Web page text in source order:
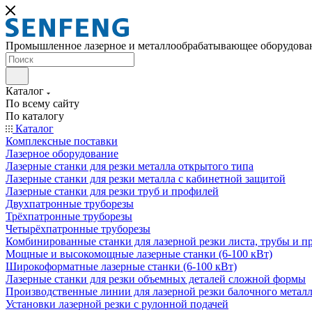
Промышленное лазерное и металлообрабатывающее
Каталог
По всему сайту
По каталогу
Каталог
Комплексные поставки
Лазерное оборудование
Лазерные станки для резки металла открытого типа
Лазерные станки для резки металла с кабинетной защитой
Лазерные станки для резки труб и профилей
Двухпатронные труборезы
Трёхпатронные труборезы
Четырёхпатронные труборезы
Комбинированные станки для лазерной резки листа, трубы и
Мощные и высокомощные лазерные станки (6-100 кВт)
Широкоформатные лазерные станки (6-100 кВт)
Лазерные станки для резки объемных деталей сложной формы
Производственные линии для лазерной резки балочного
Установки лазерной резки с рулонной подачей